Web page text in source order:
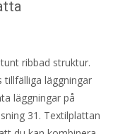
ribbad struktur.
läggningar
läggningar på
31. Textilplattan